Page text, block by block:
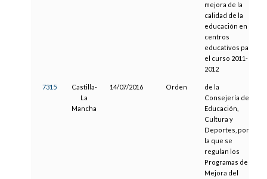
mejora de la
calidad de la
educación en
centros
educativos para
el curso 2011-
2012
7315
Castilla-
La
Mancha
14/07/2016 Orden
de la
Consejería de
Educación,
Cultura y
Deportes, por
la que se
regulan los
Programas de
Mejora del